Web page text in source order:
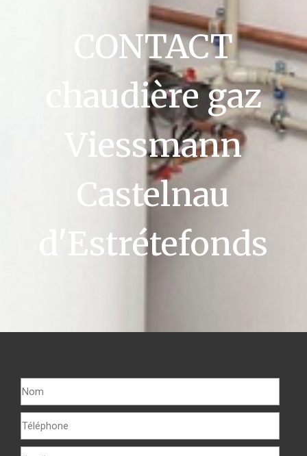
CONTACT
chaudière gaz
Viessmann
Castelnau
d'Estrétefonds